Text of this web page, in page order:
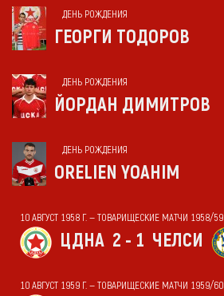
ДЕНЬ РОЖДЕНИЯ
ГЕОРГИ ТОДОРОВ
ДЕНЬ РОЖДЕНИЯ
ЙОРДАН ДИМИТРОВ
ДЕНЬ РОЖДЕНИЯ
ORELIEN YOAHIM
10 АВГУСТ 1958 Г. — ТОВАРИЩЕСКИЕ МАТЧИ 1958/59
ЦДНА 2 - 1 ЧЕЛСИ
10 АВГУСТ 1959 Г. — ТОВАРИЩЕСКИЕ МАТЧИ 1959/60